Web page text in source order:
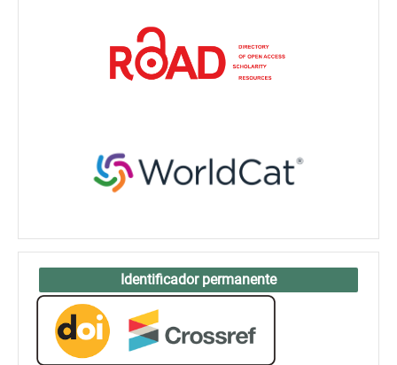
Identificador permanente